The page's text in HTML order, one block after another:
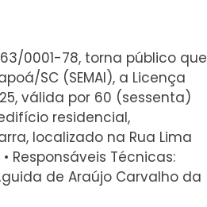
0001-78, torna público que
SC (SEMAI), a Licença
válida por 60 (sessenta)
residencial,
localizado na Rua Lima
Responsáveis Técnicas:
de Araújo Carvalho da